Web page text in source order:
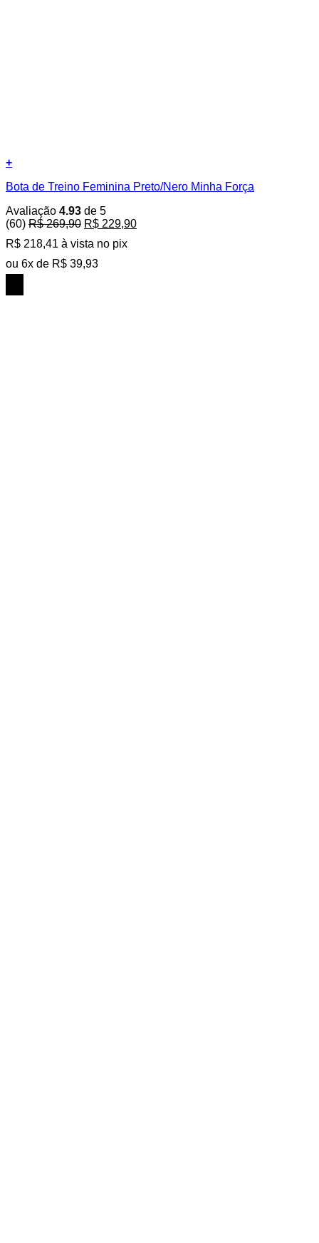
+
produto
várias
variantes.
As
opções
podem
ser
Bota de Treino Feminina Preto/Nero Minha Força
Avaliação 4.93 de 5
(60) R$269,90 O
original
era:
R$ 229,90O
R$ 218,41 à vista no pix
ou 6x de R$ 39,93